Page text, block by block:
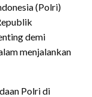
(Polri)
demi
menjalankan
Polri di